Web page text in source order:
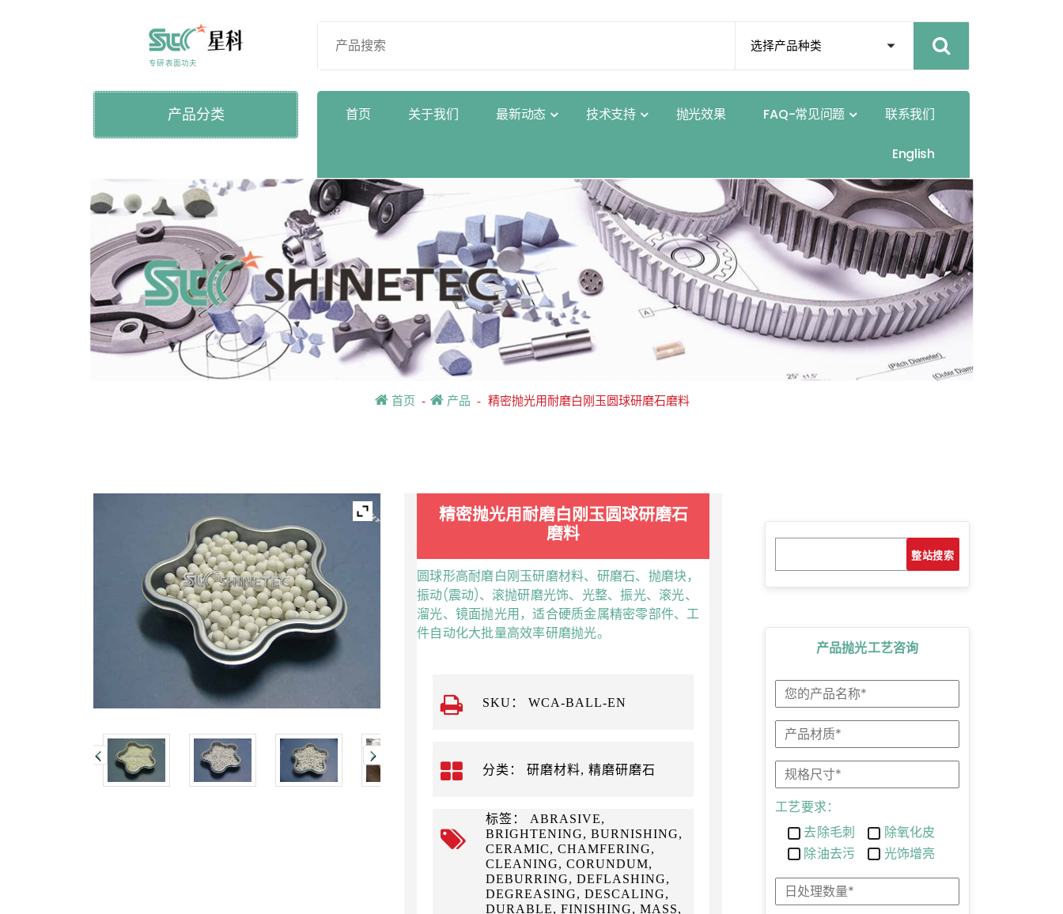
专研表面功夫
产品分类 首页 关于我们 最新动态 技术支持 抛光效果 FAQ-常见问题 联系我们
English
首页 - 产品 - 精密抛光用耐磨白刚玉圆球研磨石磨料
精密抛光用耐磨白刚玉圆球研磨石
磨料
圆球形高耐磨白刚玉研磨材料、研磨石、抛磨块，
振动(震动)、滚抛研磨光饰、光整、振光、滚光、
溜光、镜面抛光用，适合硬质金属精密零部件、工
件自动化大批量高效率研磨抛光。
SKU： WCA-BALL-EN
分类： 研磨材料, 精磨研磨石
标签： ABRASIVE,
BRIGHTENING, BURNISHING,
CERAMIC, CHAMFERING,
CLEANING, CORUNDUM,
DEBURRING, DEFLASHING,
DEGREASING, DESCALING,
DURABLE, FINISHING, MASS,
索
搜索
产品抛光工艺咨询
工艺要求：
去除毛刺
除氧化皮
除油去污
光饰增亮